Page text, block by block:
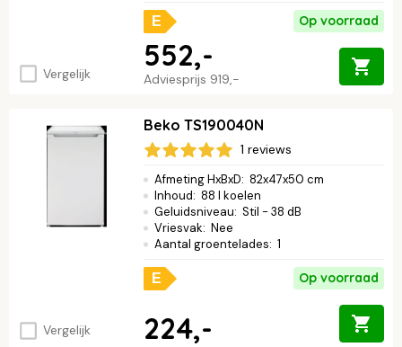
Vergelijk
E Op voorraad
Adviesprijs 919,-
552,-
Vergelijk
Beko TS190040N
1 reviews
Afmeting HxBxD: 82x47x50 cm
Inhoud: 88 l koelen
Geluidsniveau: Stil - 38 dB
Vriesvak: Nee
Aantal groentelades: 1
E Op voorraad
224,-